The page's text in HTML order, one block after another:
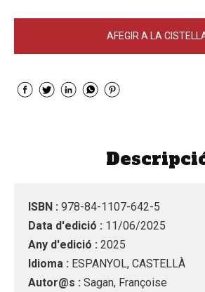
AFEGIR A LA
ISBN : 978-84-1107-642-5
Data d'edició : 11/06/2025
Any d'edició : 2025
Idioma : ESPANYOL, CASTELLÀ
Autor@s : Sagan, Françoise